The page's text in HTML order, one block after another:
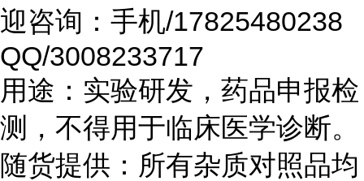
迎咨询：手机/17825480238
QQ/3008233717
用途：实验研发，药品申报检
测，不得用于临床医学诊断。
随货提供：所有杂质对照品均